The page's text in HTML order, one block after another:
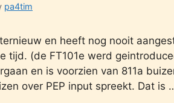
pa4tim
en heeft nog nooit
tijd. (de FT101e werd
en is voorzien van 811a
over PEP input spreekt. Dat is